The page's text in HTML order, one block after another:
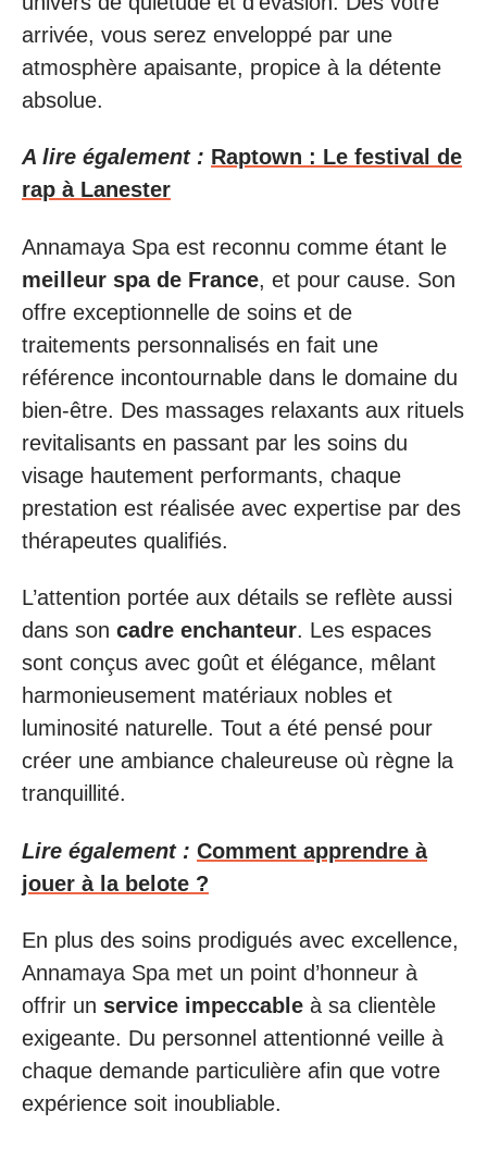
arrivée, vous serez enveloppé par une
atmosphère apaisante, propice à la détente
absolue.
A lire également : Raptown : Le festival de
rap à Lanester
Annamaya Spa est reconnu comme étant le
meilleur spa de France, et pour cause. Son
offre exceptionnelle de soins et de
traitements personnalisés en fait une
référence incontournable dans le domaine du
bien-être. Des massages relaxants aux rituels
revitalisants en passant par les soins du
visage hautement performants, chaque
prestation est réalisée avec expertise par des
thérapeutes qualifiés.
L’attention portée aux détails se reflète aussi
dans son cadre enchanteur. Les espaces
sont conçus avec goût et élégance, mêlant
harmonieusement matériaux nobles et
luminosité naturelle. Tout a été pensé pour
créer une ambiance chaleureuse où règne la
tranquillité.
Lire également : Comment apprendre à
jouer à la belote ?
En plus des soins prodigués avec excellence,
Annamaya Spa met un point d’honneur à
offrir un service impeccable à sa clientèle
exigeante. Du personnel attentionné veille à
chaque demande particulière afin que votre
expérience soit inoubliable.